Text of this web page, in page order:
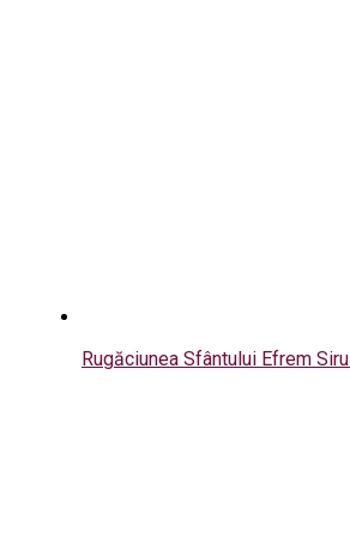
Rugăciunea Sfântului Efrem Sirul